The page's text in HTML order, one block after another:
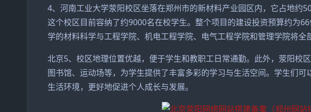
4、河南工业大学荥阳校区坐落在郑州市的新材料产业园区内，它占地约
这个校区目前容纳了约9000名在校学生。整个项目的建设投资预算约为
学的材料科学与工程学院、机电工程学院、电气工程学院和管理学院将全
北京5、校区地理位置优越，便于学生和教职工日常通勤。此外，荥阳校
图书馆、运动场等，为学生提供了丰富多彩的学习与生活空间。学生们
生活环境，更好地促进个人成长与发展。